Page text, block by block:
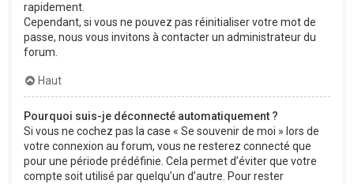
rapidement.
Cependant, si vous ne pouvez pas réinitialiser votre mot de
passe, nous vous invitons à contacter un administrateur du
forum.
Haut
Pourquoi suis-je déconnecté automatiquement ?
Si vous ne cochez pas la case « Se souvenir de moi » lors de
votre connexion au forum, vous ne resterez connecté que
pour une période prédéfinie. Cela permet d’éviter que votre
compte soit utilisé par quelqu’un d’autre. Pour rester